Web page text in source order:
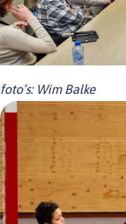
foto’s: Wim Balke